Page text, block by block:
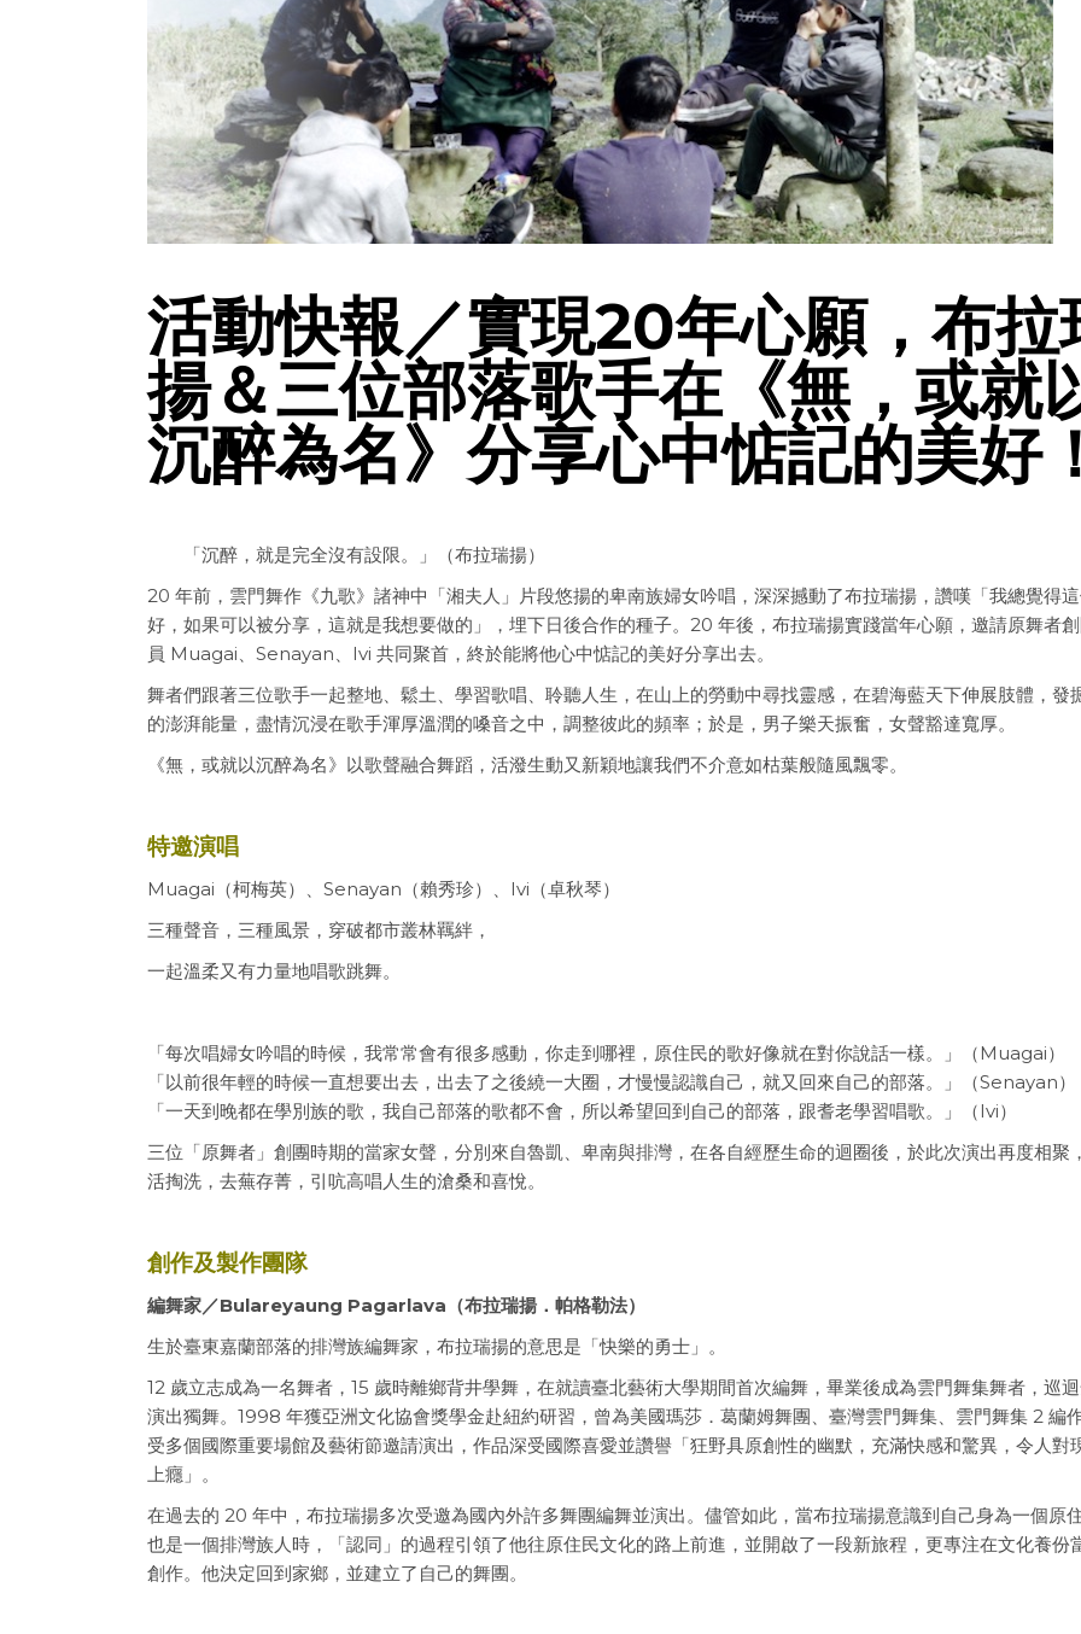
活動快報／實現20年心願，布拉
揚＆三位部落歌手在《無，或就
沉醉為名》分享心中惦記的美好！
「沉醉，就是完全沒有設限。」（布拉瑞揚）
20 年前，雲門舞作《九歌》諸神中「湘夫人」片段悠揚的卑南族婦女吟唱，深深撼動了布拉瑞揚，讚嘆「我總覺得
好，如果可以被分享，這就是我想要做的」，埋下日後合作的種子。20 年後，布拉瑞揚實踐當年心願，邀請原舞者
員 Muagai、Senayan、Ivi 共同聚首，終於能將他心中惦記的美好分享出去。
舞者們跟著三位歌手一起整地、鬆土、學習歌唱、聆聽人生，在山上的勞動中尋找靈感，在碧海藍天下伸展肢體，發
的澎湃能量，盡情沉浸在歌手渾厚溫潤的嗓音之中，調整彼此的頻率；於是，男子樂天振奮，女聲豁達寬厚。
《無，或就以沉醉為名》以歌聲融合舞蹈，活潑生動又新穎地讓我們不介意如枯葉般隨風飄零。
特邀演唱
Muagai（柯梅英）、Senayan（賴秀珍）、Ivi（卓秋琴）
三種聲音，三種風景，穿破都市叢林羈絆，
一起溫柔又有力量地唱歌跳舞。
「每次唱婦女吟唱的時候，我常常會有很多感動，你走到哪裡，原住民的歌好像就在對你說話一樣。」（Muagai）
「以前很年輕的時候一直想要出去，出去了之後繞一大圈，才慢慢認識自己，就又回來自己的部落。」（Senayan）
「一天到晚都在學別族的歌，我自己部落的歌都不會，所以希望回到自己的部落，跟耆老學習唱歌。」（Ivi）
三位「原舞者」創團時期的當家女聲，分別來自魯凱、卑南與排灣，在各自經歷生命的迴圈後，於此次演出再度相聚
活掏洗，去蕪存菁，引吭高唱人生的滄桑和喜悅。
創作及製作團隊
編舞家／Bulareyaung Pagarlava（布拉瑞揚．帕格勒法）
生於臺東嘉蘭部落的排灣族編舞家，布拉瑞揚的意思是「快樂的勇士」。
12 歲立志成為一名舞者，15 歲時離鄉背井學舞，在就讀臺北藝術大學期間首次編舞，畢業後成為雲門舞集舞者，巡
演出獨舞。1998 年獲亞洲文化協會獎學金赴紐約研習，曾為美國瑪莎．葛蘭姆舞團、臺灣雲門舞集、雲門舞集 2 編
受多個國際重要場館及藝術節邀請演出，作品深受國際喜愛並讚譽「狂野具原創性的幽默，充滿快感和驚異，令人對
上癮」。
在過去的 20 年中，布拉瑞揚多次受邀為國內外許多舞團編舞並演出。儘管如此，當布拉瑞揚意識到自己身為一個原
也是一個排灣族人時，「認同」的過程引領了他往原住民文化的路上前進，並開啟了一段新旅程，更專注在文化養份
創作。他決定回到家鄉，並建立了自己的舞團。